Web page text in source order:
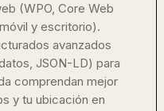
(WPO, Core Web
y escritorio).
avanzados
JSON-LD) para
comprendan mejor
y tu ubicación en